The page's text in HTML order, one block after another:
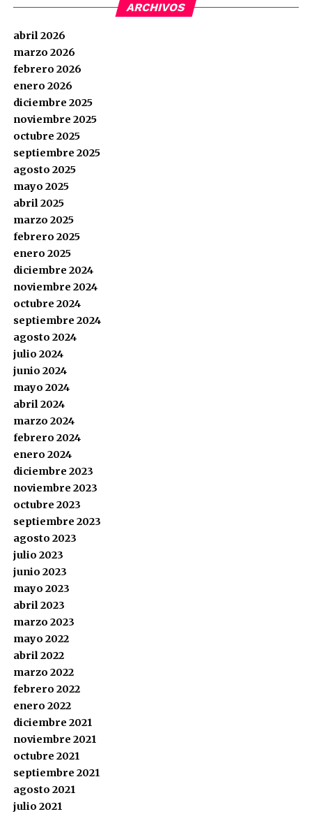
ARCHIVOS
abril 2026
marzo 2026
febrero 2026
enero 2026
diciembre 2025
noviembre 2025
octubre 2025
septiembre 2025
agosto 2025
mayo 2025
abril 2025
marzo 2025
febrero 2025
enero 2025
diciembre 2024
noviembre 2024
octubre 2024
septiembre 2024
agosto 2024
julio 2024
junio 2024
mayo 2024
abril 2024
marzo 2024
febrero 2024
enero 2024
diciembre 2023
noviembre 2023
octubre 2023
septiembre 2023
agosto 2023
julio 2023
junio 2023
mayo 2023
abril 2023
marzo 2023
mayo 2022
abril 2022
marzo 2022
febrero 2022
enero 2022
diciembre 2021
noviembre 2021
octubre 2021
septiembre 2021
agosto 2021
julio 2021